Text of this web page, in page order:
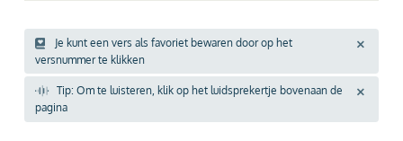
Inloggen
Help
Info & Contact
Je kunt een vers als favoriet bewaren door op het
versnummer te klikken
Tip: Om te luisteren, klik op het luidsprekertje bovenaan de
pagina